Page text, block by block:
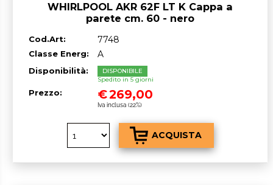
WHIRLPOOL AKR 62F LT K Cappa a
parete cm. 60 - nero
Cod.Art: 7748
Classe Energ: A
Disponibilità:
DISPONIBILE
Spedito in 5 giorni
Prezzo: €269,00
Iva inclusa (22%)